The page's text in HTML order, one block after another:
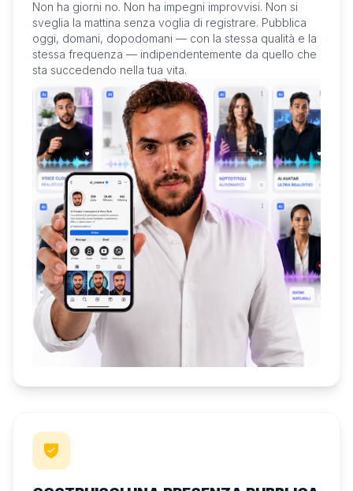
Non ha giorni no. Non ha impegni improvvisi. Non si
sveglia la mattina senza voglia di registrare. Pubblica
oggi, domani, dopodomani — con la stessa qualità e la
stessa frequenza — indipendentemente da quello che
sta succedendo nella tua vita.